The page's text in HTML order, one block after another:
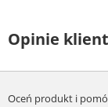
Opinie
Oceń produkt i